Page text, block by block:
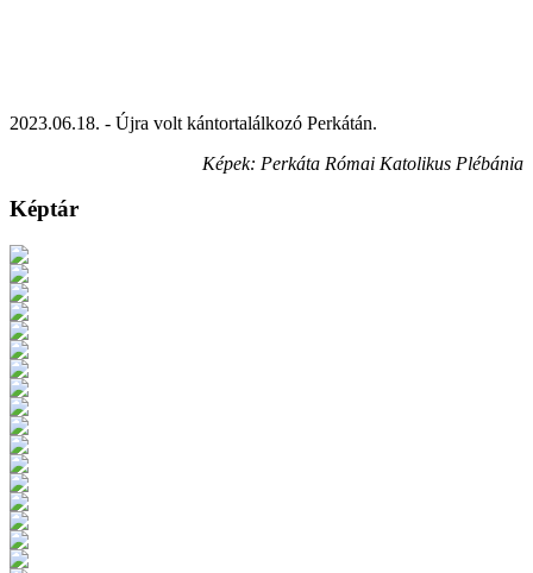
2023.06.18. - Újra volt kántortalálkozó Perkátán.
Képek: Perkáta Római Katolikus Plébánia
Képtár